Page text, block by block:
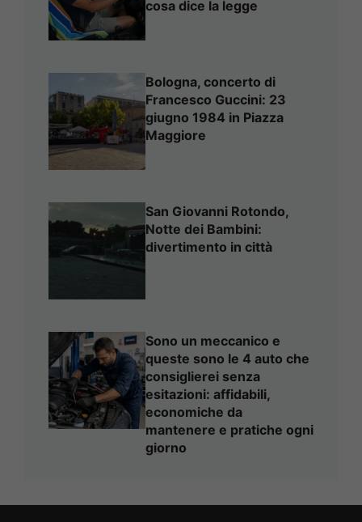
cosa dice la legge
Bologna, concerto di
Francesco Guccini: 23
giugno 1984 in Piazza
Maggiore
San Giovanni Rotondo,
Notte dei Bambini:
divertimento in città
Sono un meccanico e
queste sono le 4 auto che
consiglierei senza
esitazioni: affidabili,
economiche da
mantenere e pratiche ogni
giorno